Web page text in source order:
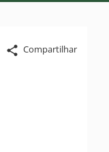
Compartilhar